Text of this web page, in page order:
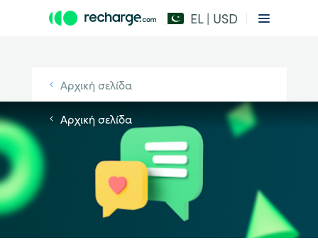
EL | USD
Αρχική σελίδα
Αρχική σελίδα